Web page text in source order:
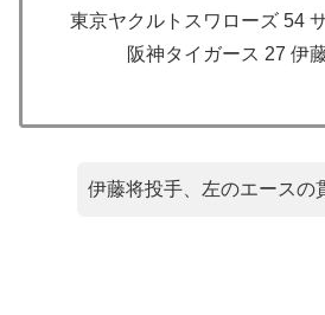
東京ヤクルトスワローズ 54
阪神タイガース 27 伊
伊藤将投手、左のエースの